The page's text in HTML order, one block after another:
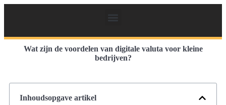
Wat zijn de voordelen van digitale valuta voor kleine
bedrijven?
Inhoudsopgave artikel